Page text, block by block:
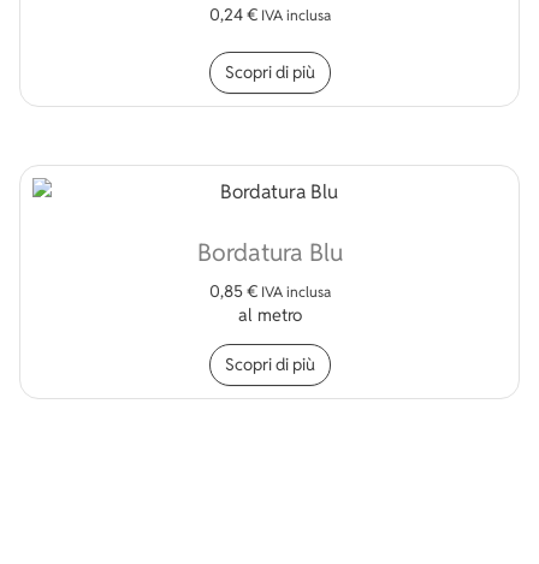
0,24€ IVA inclusa
Scopri di più
Bordatura Blu
0,85€ IVA inclusa
al metro
Scopri di più